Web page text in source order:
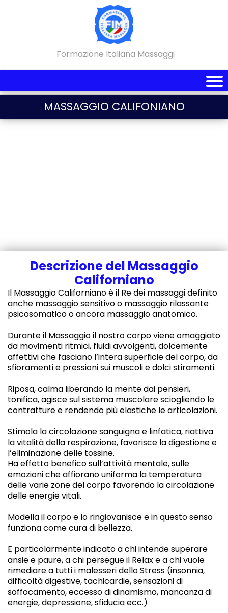
Formazione Italiana Massaggi
MASSAGGIO CALIFONIANO
Descrizione del Massaggio
Californiano
Il Massaggio Californiano è il Re dei massaggi definito
anche massaggio sensitivo o massaggio rilassante
psicosomatico o ancora massaggio anatomico.
Durante il Massaggio il nostro corpo viene omaggiato
da movimenti ritmici, fluidi avvolgenti, dolcemente
affettivi che fasciano l’intera superficie del corpo, da
sfioramenti e pressioni sui muscoli e dolci stiramenti.
Riposa, calma liberando la mente dai pensieri,
tonifica, agisce sul sistema muscolare sciogliendo le
contratture e rendendo più elastiche le articolazioni.
Stimola la circolazione sanguigna e linfatica, riattiva
la vitalità della respirazione, favorisce la digestione e
l’eliminazione delle tossine.
Ha effetto benefico sull’attività mentale, sulle
emozioni che affiorano uniforma la temperatura
delle varie zone del corpo favorendo la circolazione
delle energie vitali.
Modella il corpo e lo ringiovanisce e in questo senso
funziona come cura di bellezza.
E particolarmente indicato a chi intende superare
ansie e paure, a chi persegue il Relax e a chi vuole
rimediare a tutti i malesseri dello Stress (insonnia,
difficoltà digestive, tachicardie, sensazioni di
soffocamento, eccesso di dinamismo, mancanza di
energie, depressione, sfiducia ecc.)